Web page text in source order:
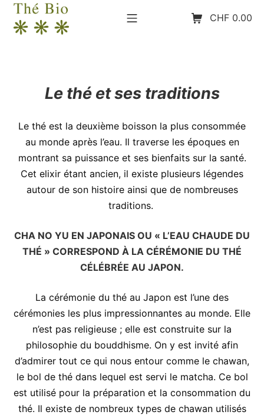
Aller
Menu mobilePanier d’achat
CHF 0.00
Le thé et ses traditions
Le thé est la deuxième boisson la plus consommée
au monde après l’eau. Il traverse les époques en
montrant sa puissance et ses bienfaits sur la santé.
Cet elixir étant ancien, il existe plusieurs légendes
autour de son histoire ainsi que de nombreuses
traditions.
CHA NO YU EN JAPONAIS OU « L’EAU CHAUDE DU
THÉ » CORRESPOND À LA CÉRÉMONIE DU THÉ
CÉLÉBRÉE AU JAPON.
La cérémonie du thé au Japon est l’une des
cérémonies les plus impressionnantes au monde. Elle
n’est pas religieuse ; elle est construite sur la
philosophie du bouddhisme. On y est invité afin
d’admirer tout ce qui nous entour comme le chawan,
le bol de thé dans lequel est servi le matcha. Ce bol
est utilisé pour la préparation et la consommation du
thé. Il existe de nombreux types de chawan utilisés